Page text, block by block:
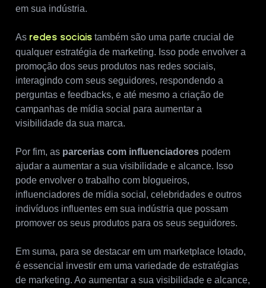
em sua indústria.
As redes sociais também são uma parte crucial de
qualquer estratégia de marketing. Isso pode envolver a
promoção dos seus produtos nas redes sociais,
interagindo com seus seguidores, respondendo a
perguntas e feedbacks, e até mesmo a criação de
campanhas de mídia social para aumentar a
visibilidade da sua marca.
Por fim, as parcerias com influenciadores podem
ajudar a aumentar a sua visibilidade e alcance. Isso
pode envolver o trabalho com blogueiros,
influenciadores de mídia social, celebridades e outros
indivíduos influentes em sua indústria que possam
promover os seus produtos para os seus seguidores.
Em suma, para se destacar em um marketplace lotado,
é essencial investir em uma variedade de estratégias
de marketing. Ao aumentar a sua visibilidade e alcance,